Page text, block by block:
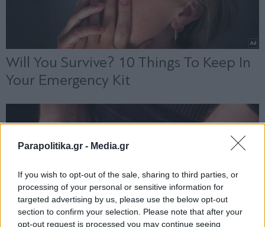
Parapolitika.gr - Media.gr
If you wish to opt-out of the sale, sharing to third parties, or
processing of your personal or sensitive information for
targeted advertising by us, please use the below opt-out
section to confirm your selection. Please note that after your
opt-out request is processed you may continue seeing